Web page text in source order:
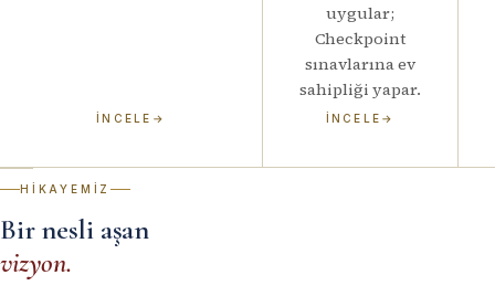
İNCELE →
uygular;
Checkpoint
sınavlarına ev
sahipliği yapar.
İNCELE →
HIKAYEMIZ
Bir nesli aşan
vizyon.